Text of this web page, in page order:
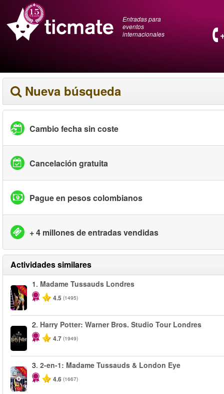
Entradas para
eventos
internacionales
Nueva búsqueda
Cambio fecha sin coste
Cancelación gratuita
Pague en pesos colombianos
+ 4 millones de entradas vendidas
Actividades similares
-25%
1. Madame Tussauds Londres
4.5 (1495)
2. Harry Potter: Warner Bros. Studio Tour Londres
4.7 (1949)
-40%
3. 2-en-1: Madame Tussauds & London Eye
4.6 (1667)